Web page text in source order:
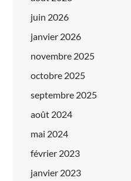
juin 2026
janvier 2026
novembre 2025
octobre 2025
septembre 2025
août 2024
mai 2024
février 2023
janvier 2023